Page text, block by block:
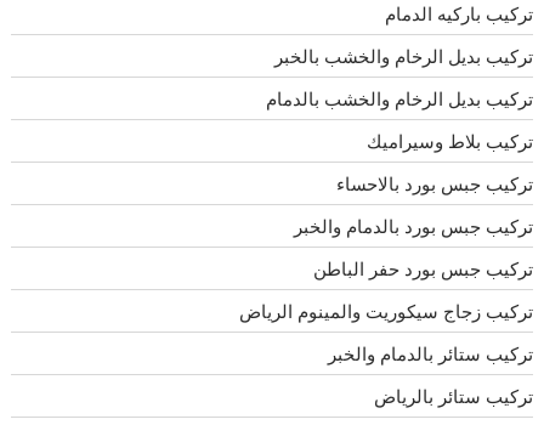
تركيب باركيه الدمام
تركيب بديل الرخام والخشب بالخبر
تركيب بديل الرخام والخشب بالدمام
تركيب بلاط وسيراميك
تركيب جبس بورد بالاحساء
تركيب جبس بورد بالدمام والخبر
تركيب جبس بورد حفر الباطن
تركيب زجاج سيكوريت والمينوم الرياض
تركيب ستائر بالدمام والخبر
تركيب ستائر بالرياض